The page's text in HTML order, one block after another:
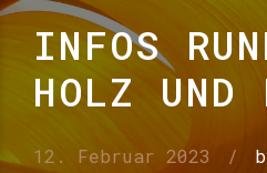
INFOS
HOLZ UND
12. Februar 2023